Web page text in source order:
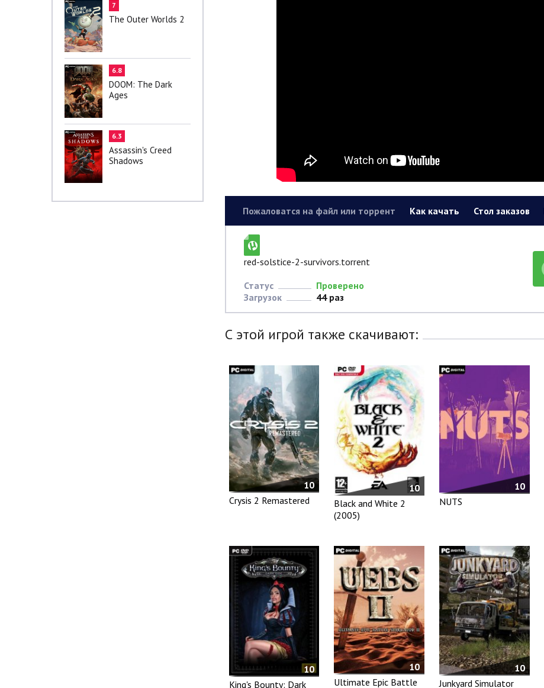
7
The Outer Worlds 2
6.8
DOOM: The Dark
Ages
6.3
Assassin's Creed
Shadows
Пожаловатся на файл или торрент Как качать Стол заказов
red-solstice-2-survivors.torrent
Статус
Проверено
Загрузок
44 раз
С этой игрой также скачивают:
10
Crysis 2 Remastered
10
Black and White 2
(2005)
10
NUTS
10
King's Bounty: Dark
10
Ultimate Epic Battle
10
Junkyard Simulator